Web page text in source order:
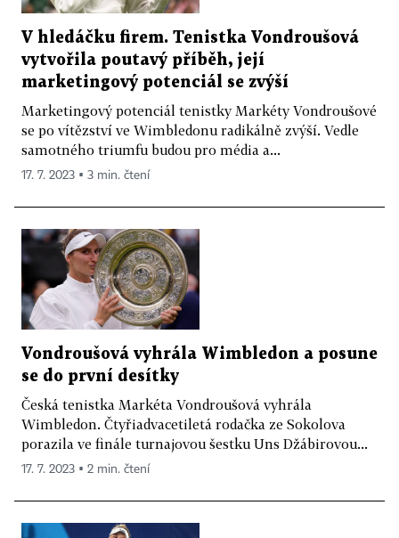
V hledáčku firem. Tenistka Vondroušová
vytvořila poutavý příběh, její
marketingový potenciál se zvýší
Marketingový potenciál tenistky Markéty Vondroušové
se po vítězství ve Wimbledonu radikálně zvýší. Vedle
samotného triumfu budou pro média a...
17. 7. 2023 ▪ 3 min. čtení
Vondroušová vyhrála Wimbledon a posune
se do první desítky
Česká tenistka Markéta Vondroušová vyhrála
Wimbledon. Čtyřiadvacetiletá rodačka ze Sokolova
porazila ve finále turnajovou šestku Uns Džábirovou...
17. 7. 2023 ▪ 2 min. čtení